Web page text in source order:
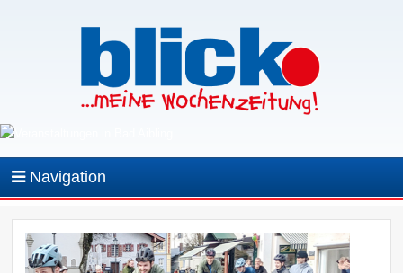
Navigation